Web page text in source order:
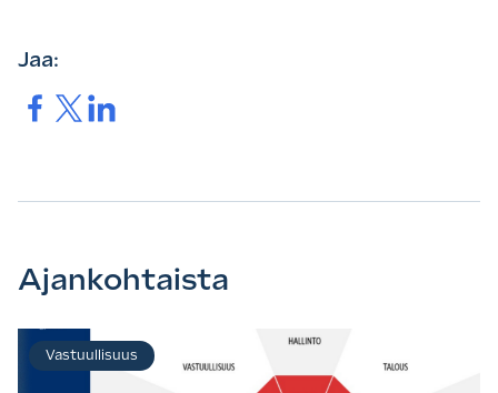
Jaa:
Jaa. Jaa.Jaa.
Ajankohtaista
Vastuullisuus